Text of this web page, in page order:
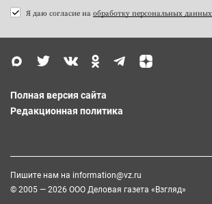
Я даю согласие на обработку персональных данных
Полная версия сайта
Редакционная политика
Пишите нам на information@vz.ru
© 2005 — 2026 ООО Деловая газета «Взгляд»